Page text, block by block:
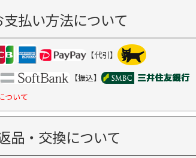
支払い方法について
【代引】
【振込】
ついて
品・交換について